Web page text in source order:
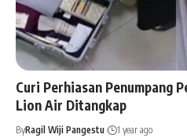
Curi Perhiasan Penumpang
Lion Air Ditangkap
ByRagil Wiji Pangestu 1 year ago